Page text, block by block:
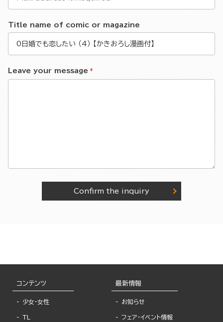
Title name of comic or magazine
Leave your message
Confirm the inquiry
コンテンツ
少女・女性
TL
最新情報
お知らせ
フェア・イベント情報